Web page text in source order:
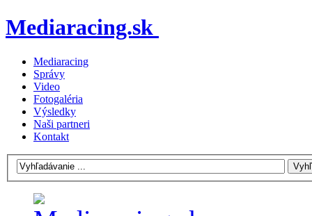
Mediaracing.sk
Mediaracing
Správy
Video
Fotogaléria
Výsledky
Naši partneri
Kontakt